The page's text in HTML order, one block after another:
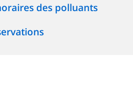
des polluants